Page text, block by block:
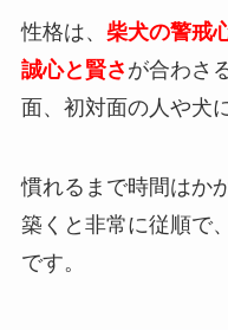
性格は、 柴犬の警戒
誠心と賢さ が合わさ
面、初対面の人や犬
慣れるまで時間はか
築くと非常に従順で
です。